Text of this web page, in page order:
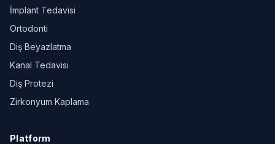
İmplant Tedavisi
Ortodonti
Diş Beyazlatma
Kanal Tedavisi
Diş Protezi
Zirkonyum Kaplama
Platform